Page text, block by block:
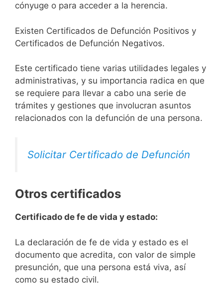
cónyuge o para acceder a la herencia.
Existen Certificados de Defunción Positivos y
Certificados de Defunción Negativos.
Este certificado tiene varias utilidades legales y
administrativas, y su importancia radica en que
se requiere para llevar a cabo una serie de
trámites y gestiones que involucran asuntos
relacionados con la defunción de una persona.
Solicitar Certificado de Defunción
Otros certificados
Certificado de fe de vida y estado:
La declaración de fe de vida y estado es el
documento que acredita, con valor de simple
presunción, que una persona está viva, así
como su estado civil.